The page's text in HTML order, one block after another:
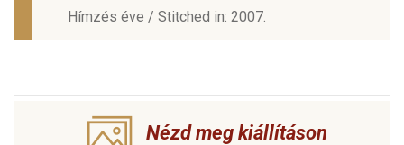
Hímzés éve / Stitched in: 2007.
Nézd meg kiállításon